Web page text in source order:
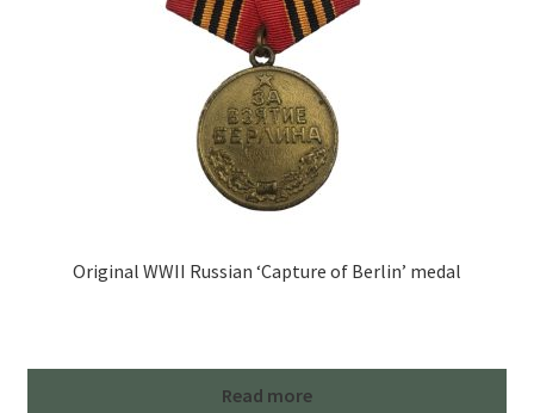
Original WWII Russian ‘Capture of Berlin’ medal
Read more